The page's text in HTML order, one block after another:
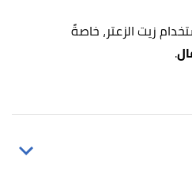
زيت الزعتر، خاصةً
.